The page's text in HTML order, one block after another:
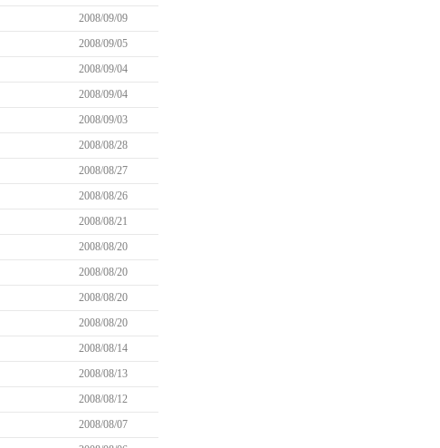
2008/09/09
2008/09/05
2008/09/04
2008/09/04
2008/09/03
2008/08/28
2008/08/27
2008/08/26
2008/08/21
2008/08/20
2008/08/20
2008/08/20
2008/08/20
2008/08/14
2008/08/13
2008/08/12
2008/08/07